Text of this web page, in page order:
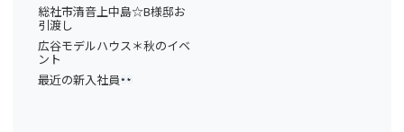
総社市清音上中島☆B様邸お
引渡し
広谷モデルハウス＊秋のイベ
ント
最近の新入社員